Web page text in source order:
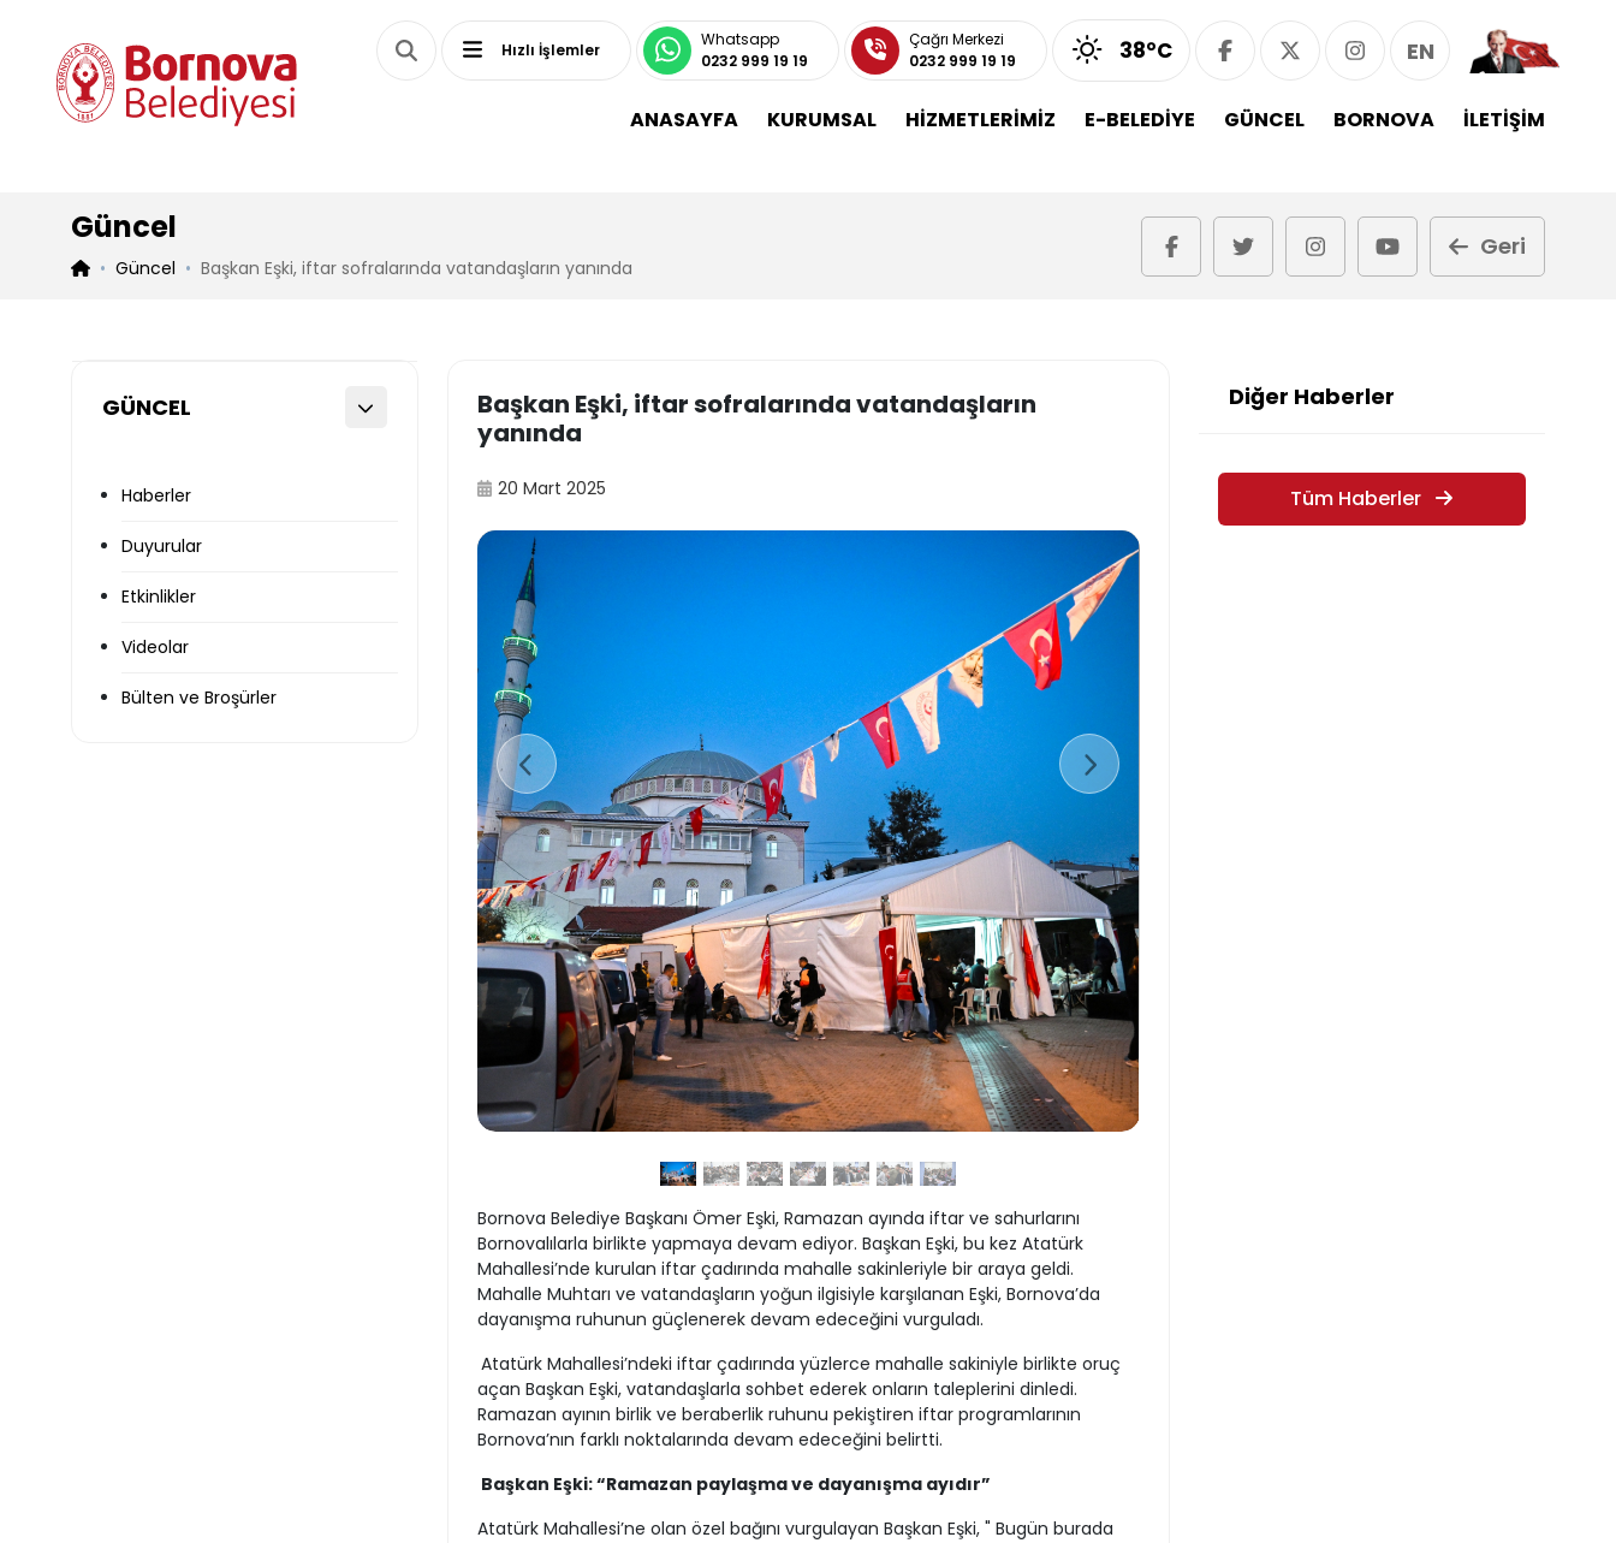
Hızlı İşlemler
Whatsapp
0232 999 19 19
Çağrı Merkezi
0232 999 19 19
38°C EN
ANASAYFA KURUMSAL HİZMETLERİMİZ E-BELEDİYE GÜNCEL BORNOVA İLETİŞİM
Güncel
Güncel Başkan Eşki, iftar sofralarında vatandaşların yanında
Geri
GÜNCEL
Haberler
Duyurular
Etkinlikler
Videolar
Bülten ve Broşürler
Başkan Eşki, iftar sofralarında vatandaşların
yanında
20 Mart 2025
Bornova Belediye Başkanı Ömer Eşki, Ramazan ayında iftar ve sahurlarını
Bornovalılarla birlikte yapmaya devam ediyor. Başkan Eşki, bu kez Atatürk
Mahallesi’nde kurulan iftar çadırında mahalle sakinleriyle bir araya geldi.
Mahalle Muhtarı ve vatandaşların yoğun ilgisiyle karşılanan Eşki, Bornova’da
dayanışma ruhunun güçlenerek devam edeceğini vurguladı.
Atatürk Mahallesi’ndeki iftar çadırında yüzlerce mahalle sakiniyle birlikte oruç
açan Başkan Eşki, vatandaşlarla sohbet ederek onların taleplerini dinledi.
Ramazan ayının birlik ve beraberlik ruhunu pekiştiren iftar programlarının
Bornova’nın farklı noktalarında devam edeceğini belirtti.
Başkan Eşki: “Ramazan paylaşma ve dayanışma ayıdır”
Atatürk Mahallesi’ne olan özel bağını vurgulayan Başkan Eşki, " Bugün burada
Diğer Haberler
Tüm Haberler